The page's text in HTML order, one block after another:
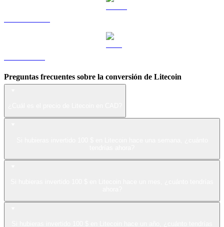
Preguntas frecuentes sobre la conversión de Litecoin